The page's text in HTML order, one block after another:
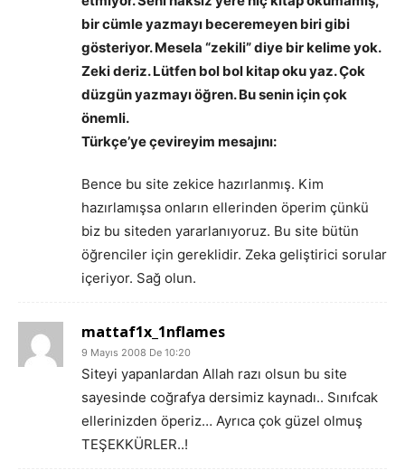
bir cümle yazmayı beceremeyen biri gibi
gösteriyor. Mesela “zekili” diye bir kelime yok.
Zeki deriz. Lütfen bol bol kitap oku yaz. Çok
düzgün yazmayı öğren. Bu senin için çok
önemli.
Türkçe’ye çevireyim mesajını:
Bence bu site zekice hazırlanmış. Kim
hazırlamışsa onların ellerinden öperim çünkü
biz bu siteden yararlanıyoruz. Bu site bütün
öğrenciler için gereklidir. Zeka geliştirici sorular
içeriyor. Sağ olun.
mattaf1x_1nflames
9 Mayıs 2008 De 10:20
Siteyi yapanlardan Allah razı olsun bu site
sayesinde coğrafya dersimiz kaynadı.. Sınıfcak
ellerinizden öperiz… Ayrıca çok güzel olmuş
TEŞEKKÜRLER..!